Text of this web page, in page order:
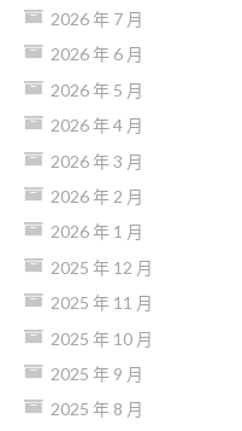
2026 年 7 月
2026 年 6 月
2026 年 5 月
2026 年 4 月
2026 年 3 月
2026 年 2 月
2026 年 1 月
2025 年 12 月
2025 年 11 月
2025 年 10 月
2025 年 9 月
2025 年 8 月